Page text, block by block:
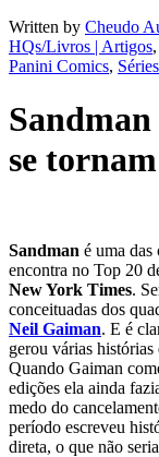
Written by Cheudo
HQs/Livros | Artigos,
Panini Comics,
Sandman
se
Sandman é uma das
encontra no Top 20
New York Times.
conceituadas dos
Neil Gaiman. E é
gerou várias
Quando Gaiman
edições ela ainda
medo do
período escreveu
direta, o que não